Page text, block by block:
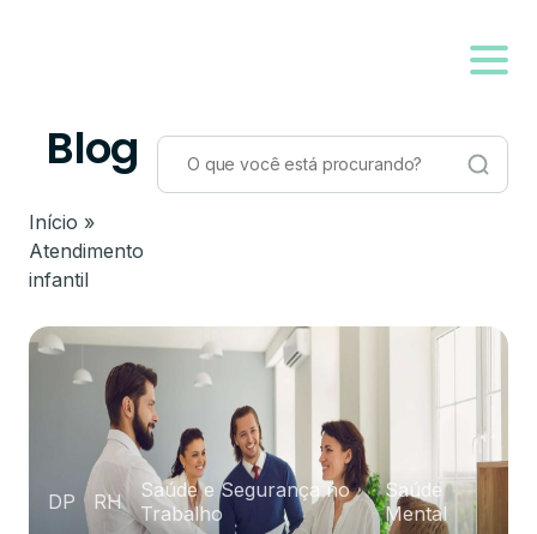
Blog
Início »
Atendimento
infantil
DP RH
Saúde e Segurança no
Trabalho
Saúde
Mental